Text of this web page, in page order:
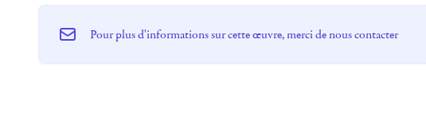
Pour plus d'informations sur cette œuvre, merci de nous contacter